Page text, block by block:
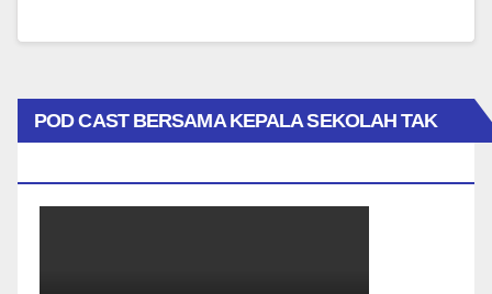
POD CAST BERSAMA KEPALA SEKOLAH TAK